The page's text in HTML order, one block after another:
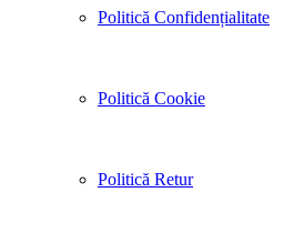
Politică Confidențialitate
Politică Cookie
Politică Retur